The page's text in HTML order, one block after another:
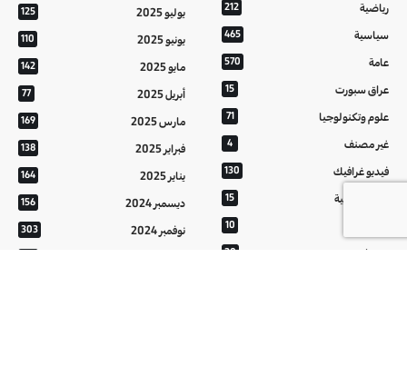
رياضية 212
سياسية 465
عامة 570
عراق سبورت 15
علوم وتكنولوجيا 71
غير مصنف 4
فيديو غرافيك 130
معالم عراقية 15
10
منوعات 20
يوليو 2025 125
يونيو 2025 110
مايو 2025 142
أبريل 2025 77
مارس 2025 169
فبراير 2025 138
يناير 2025 164
ديسمبر 2024 156
نوفمبر 2024 303